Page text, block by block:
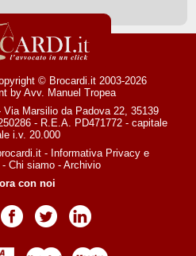
© Brocardi.it 2003-2026
by Avv. Manuel Tropea
Via Marsilio da Padova 22, 35139
- R.E.A. PD471772 - capitale
i.v. 20.000
- Informativa Privacye
- Chi siamo - Archivio
con noi
Pagina Facebook
Pagina TwitterPagina LinkedIn